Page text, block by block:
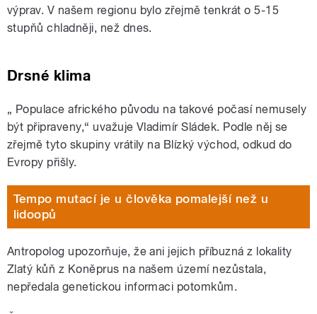
výprav. V našem regionu bylo zřejmě tenkrát o 5-15
stupňů chladněji, než dnes.
Drsné klima
„ Populace afrického původu na takové počasí nemusely
být připraveny,“ uvažuje Vladimír Sládek. Podle něj se
zřejmě tyto skupiny vrátily na Blízký východ, odkud do
Evropy přišly.
Tempo mutací je u člověka pomalejší než u
lidoopů
Antropolog upozorňuje, že ani jejich příbuzná z lokality
Zlatý kůň z Koněprus na našem území nezůstala,
nepředala genetickou informaci potomkům.